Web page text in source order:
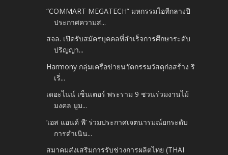
“COMMART MEGATECH” มหกรรมไอทีกลางปี
ประกาศความส...
สจล. เปิดรับสมัครบุคคลที่สำเร็จการศึกษาระดับ
ปริญญา...
Harmony กลุ่มเครือข่ายนวัตกรรมวัสดุก่อสร้าง ริ
เริ่...
เดอะไนน์ เซ็นเตอร์ พระราม 9 ชวนร่วมงานไม้
มงคล มูม...
‘เอส แอนด์ พี’ ร่วมประกาศเจตนารมณ์ยกระดับ
การดำเนิน...
สมาคมส่งเสริมการรับช่วงการผลิตไทย (THAI